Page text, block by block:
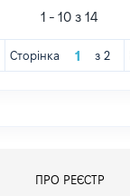
1 - 10 з 14
Сторінка з 2
ПРО РЕЄСТР